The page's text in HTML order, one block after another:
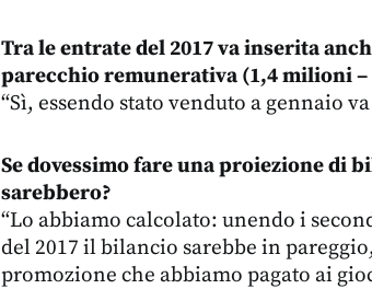
Tra le entrate del 2017 va inserita
parecchio remunerativa (1,4 milioni –
“Sì, essendo stato venduto a gennaio
Se dovessimo fare una proiezione di
sarebbero?
“Lo abbiamo calcolato: unendo i
del 2017 il bilancio sarebbe in
promozione che abbiamo pagato ai